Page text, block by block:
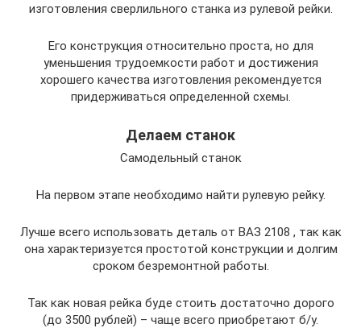
изготовления сверлильного станка из рулевой рейки.
Его конструкция относительно проста, но для
уменьшения трудоемкости работ и достижения
хорошего качества изготовления рекомендуется
придерживаться определенной схемы.
Делаем станок
Самодельный станок
На первом этапе необходимо найти рулевую рейку.
Лучше всего использовать деталь от ВАЗ 2108 , так как
она характеризуется простотой конструкции и долгим
сроком безремонтной работы.
Так как новая рейка буде стоить достаточно дорого
(до 3500 рублей) – чаще всего приобретают б/у.